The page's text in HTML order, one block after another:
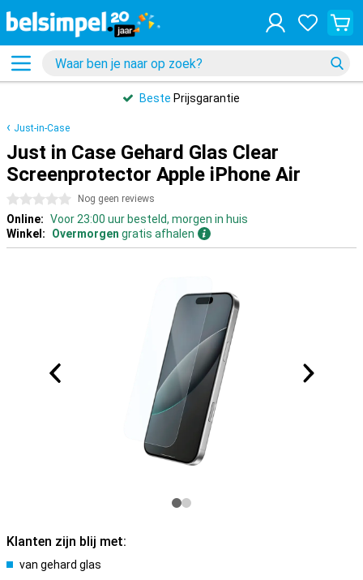
Beste Prijsgarantie
Just-in-Case
Just in Case Gehard Glas Clear
Screenprotector Apple iPhone Air
0 sterren Nog geen reviews
Online: Voor 23:00 uur besteld, morgen in huis
Winkel:
Overmorgen gratis afhalen
Klanten zijn blij met:
van gehard glas